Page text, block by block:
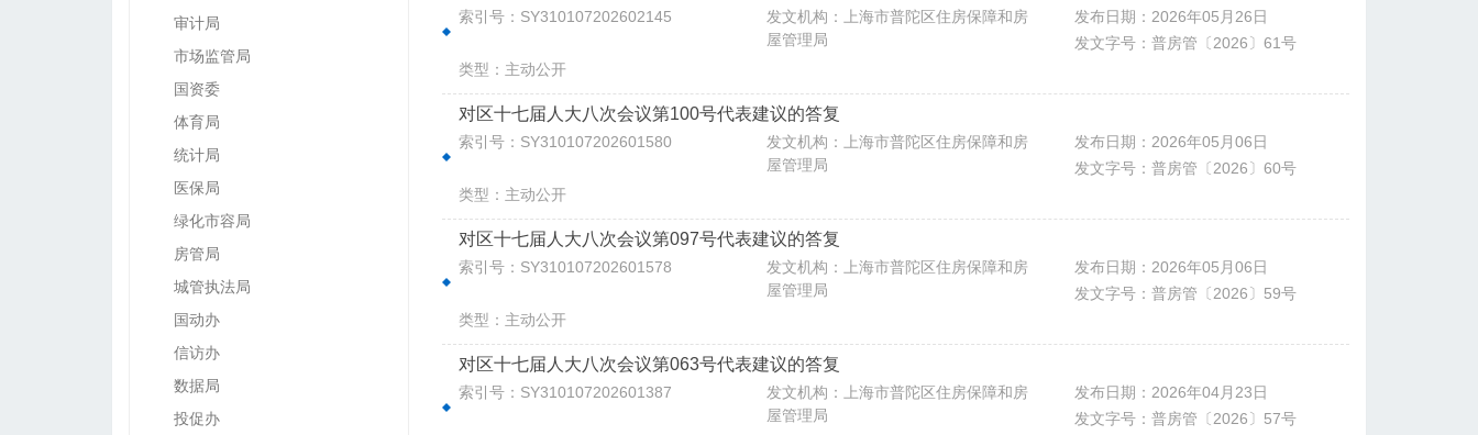
审计局
市场监管局
国资委
体育局
统计局
医保局
绿化市容局
房管局
城管执法局
国动办
信访办
数据局
投促办
索引号：SY310107202602145
发文机构：上海市普陀区住房保障和房
屋管理局
发布日期：2026年05月26日
发文字号：普房管〔2026〕61号
类型：主动公开
对区十七届人大八次会议第100号代表建议的答复
索引号：SY310107202601580
发文机构：上海市普陀区住房保障和房
屋管理局
发布日期：2026年05月06日
发文字号：普房管〔2026〕60号
类型：主动公开
对区十七届人大八次会议第097号代表建议的答复
索引号：SY310107202601578
发文机构：上海市普陀区住房保障和房
屋管理局
发布日期：2026年05月06日
发文字号：普房管〔2026〕59号
类型：主动公开
对区十七届人大八次会议第063号代表建议的答复
索引号：SY310107202601387
发文机构：上海市普陀区住房保障和房
屋管理局
发布日期：2026年04月23日
发文字号：普房管〔2026〕57号